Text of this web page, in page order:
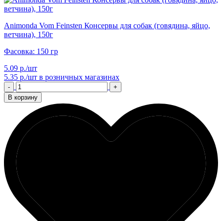
Animonda Vom Feinsten Консервы для собак (говядина, яйцо,
ветчина), 150г
Фасовка: 150 гр
5.09 р./шт
5.35 р./шт в розничных магазинах
-
+
В корзину